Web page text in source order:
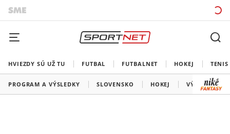
HVIEZDY SÚ UŽ TU FUTBAL FUTBALNET HOKEJ TENIS
PROGRAM A VÝSLEDKY SLOVENSKO HOKEJ VÝSLEDKY